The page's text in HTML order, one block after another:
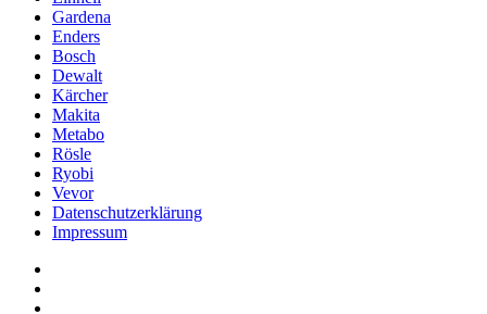
Gardena
Enders
Bosch
Dewalt
Kärcher
Makita
Metabo
Rösle
Ryobi
Vevor
Datenschutzerklärung
Impressum